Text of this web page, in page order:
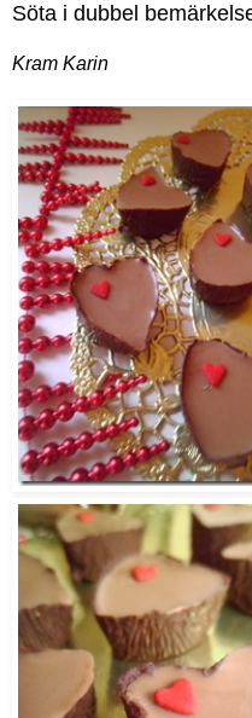
Söta i dubbel
Kram Karin